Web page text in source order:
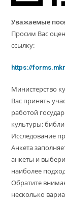
Уважаемые
Просим Вас
ссылку:
https://
Министерство
Вас принять
работой
культуры:
Исследование
Анкета
анкеты и
наиболее
Обратите
несколько